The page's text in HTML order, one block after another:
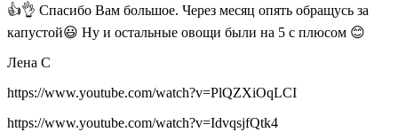
👍👌 Спасибо Вам большое. Через месяц опять обращусь за
капустой😃 Ну и остальные овощи были на 5 с плюсом 😊
Лена С
https://www.youtube.com/watch?v=PlQZXiOqLCI
https://www.youtube.com/watch?v=IdvqsjfQtk4